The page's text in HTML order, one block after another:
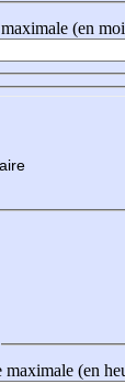
(en
maximale (en